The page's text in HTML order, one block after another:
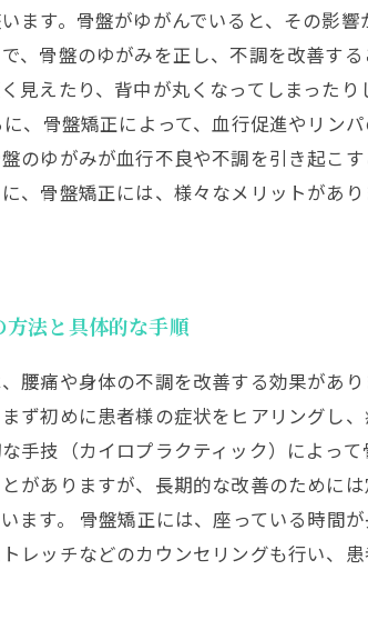
ます。骨盤がゆがんでいると、その影
、骨盤のゆがみを正し、不調を改善す
見えたり、背中が丸くなってしまった
に、骨盤矯正によって、血行促進やリン
のゆがみが血行不良や不調を引き起こ
、骨盤矯正には、様々なメリットがあ
方法と具体的な手順
腰痛や身体の不調を改善する効果があ
ず初めに患者様の症状をヒアリングし
手技（カイロプラクティック）によっ
がありますが、長期的な改善のために
ます。 骨盤矯正には、座っている時間
レッチなどのカウンセリングも行い、患